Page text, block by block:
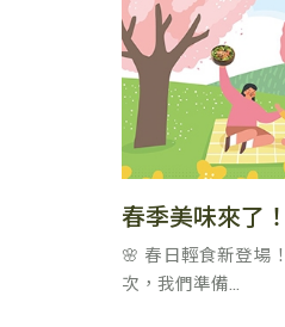
春季美味來了
🌸 春日輕食新登場
次，我們準備...